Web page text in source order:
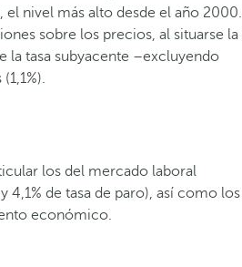
el nivel más alto desde el año 2000.
sobre los precios, al situarse la
la tasa subyacente –excluyendo
los del mercado laboral
de tasa de paro), así como los
económico.